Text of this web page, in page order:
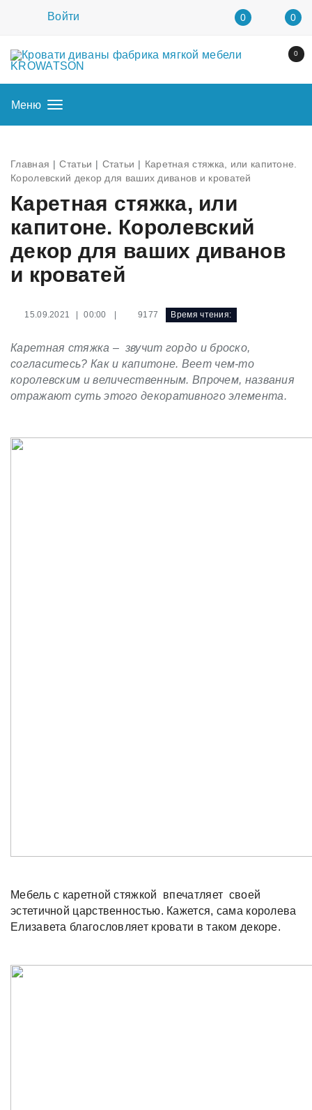
Войти 0 0
0
Меню
Главная Статьи Статьи
Каретная стяжка, или капитоне.
Королевский декор для ваших диванов и кроватей
Каретная стяжка, или
капитоне. Королевский
декор для ваших диванов
и кроватей
15.09.2021 | 00:00 | 9177 Время чтения:
Каретная стяжка – звучит гордо и броско,
согласитесь? Как и капитоне. Веет чем-то
королевским и величественным. Впрочем, названия
отражают суть этого декоративного элемента.
Мебель с каретной стяжкой впечатляет своей
эстетичной царственностью. Кажется, сама королева
Елизавета благословляет кровати в таком декоре.